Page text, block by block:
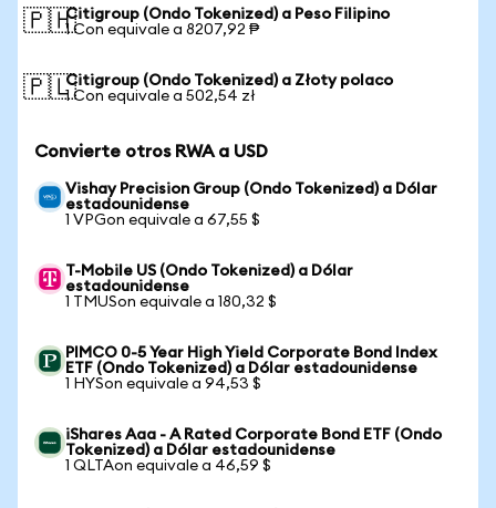
🇵🇭Citigroup (Ondo Tokenized) a Peso Filipino
1 Con equivale a 8207,92 ₱
🇵🇱Citigroup (Ondo Tokenized) a Złoty polaco
1 Con equivale a 502,54 zł
Convierte otros RWA a USD
Vishay Precision Group (Ondo Tokenized) a Dólar
estadounidense
1 VPGon equivale a 67,55 $
T-Mobile US (Ondo Tokenized) a Dólar
estadounidense
1 TMUSon equivale a 180,32 $
PIMCO 0-5 Year High Yield Corporate Bond Index
ETF (Ondo Tokenized) a Dólar estadounidense
1 HYSon equivale a 94,53 $
iShares Aaa - A Rated Corporate Bond ETF (Ondo
Tokenized) a Dólar estadounidense
1 QLTAon equivale a 46,59 $